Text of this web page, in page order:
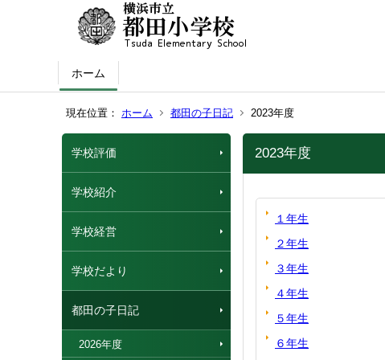
ホーム
現在位置： ホーム 都田の子日記 2023年度
学校評価
学校紹介
学校経営
学校だより
都田の子日記
2026年度
2023年度
１年生
２年生
３年生
４年生
５年生
６年生